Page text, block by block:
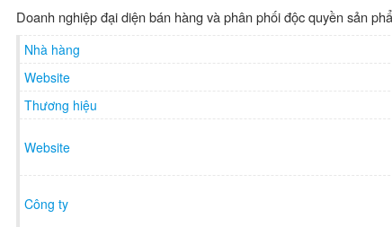
Doanh nghiệp đại diện bán hàng và phân phối độc quyền sản
Nhà hàng
Website
Thương hiệu
Website
Công ty